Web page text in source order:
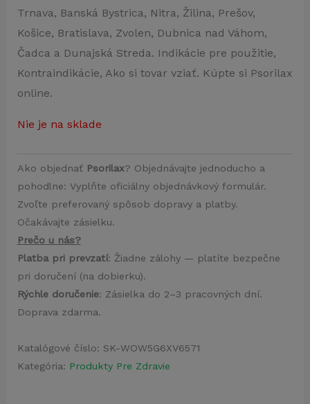
Trnava, Banská Bystrica, Nitra, Žilina, Prešov,
Košice, Bratislava, Zvolen, Dubnica nad Váhom,
Čadca a Dunajská Streda. Indikácie pre použitie,
Kontraindikácie, Ako si tovar vziať. Kúpte si Psorilax
online.
Nie je na sklade
Ako objednať Psorilax? Objednávajte jednoducho a
pohodlne: Vyplňte oficiálny objednávkový formulár.
Zvoľte preferovaný spôsob dopravy a platby.
Očakávajte zásielku.
Prečo u nás?
Platba pri prevzatí: Žiadne zálohy — platíte bezpečne
pri doručení (na dobierku).
Rýchle doručenie: Zásielka do 2–3 pracovných dní.
Doprava zdarma.
Katalógové číslo: SK-WOW5G6XV6571
Kategória: Produkty Pre Zdravie